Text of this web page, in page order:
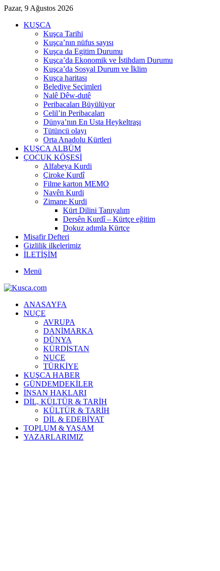
Pazar, 9 Ağustos 2026
KUŞCA
Kuşca Tarihi
Kuşca’nın nüfus sayısı
Kuşca da Egitim Durumu
Kuşca’da Ekonomik ve İstihdam Durumu
Kuşca’da Sosyal Durum ve İklim
Kuşca haritası
Belediye Seçimleri
Nalê Dêw-dutê
Peribacaları Büyülüyor
Celil’in Peribacaları
Dünya’nın En Usta Heykeltraşı
Tütüncü olayı
Orta Anadolu Kürtleri
KUŞCA ALBÜM
ÇOCUK KÖŞESİ
Alfabeya Kurdi
Çiroke Kurdî
Filme karton MEMO
Navên Kurdi
Zimane Kurdi
Kürt Dilini Tanıyalım
Dersên Kurdî – Kürtçe eğitim
Dokuz adımla Kürtçe
Misafir Defteri
Gizlilik ilkelerimiz
İLETİŞİM
Menü
ANASAYFA
NUÇE
AVRUPA
DANİMARKA
DÜNYA
KÜRDİSTAN
NUÇE
TÜRKİYE
KUŞCA HABER
GÜNDEMDEKİLER
İNSAN HAKLARI
DİL, KÜLTÜR & TARİH
KÜLTÜR & TARİH
DİL & EDEBİYAT
TOPLUM & YAŞAM
YAZARLARIMIZ